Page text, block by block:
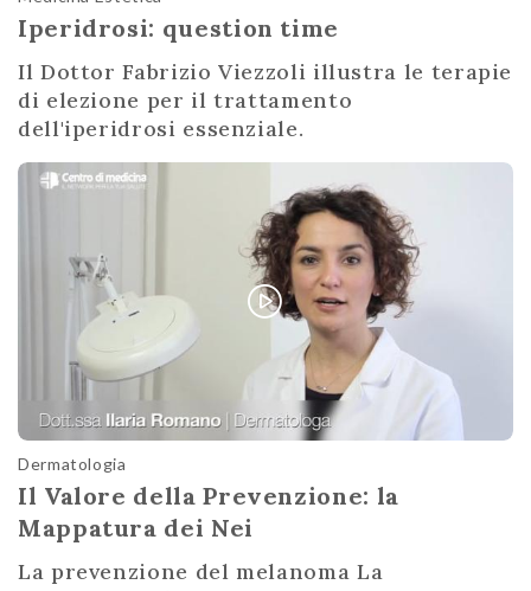
Iperidrosi: question time
Il Dottor Fabrizio Viezzoli illustra le terapie
di elezione per il trattamento
dell'iperidrosi essenziale.
Dermatologia
Il Valore della Prevenzione: la
Mappatura dei Nei
La prevenzione del melanoma La